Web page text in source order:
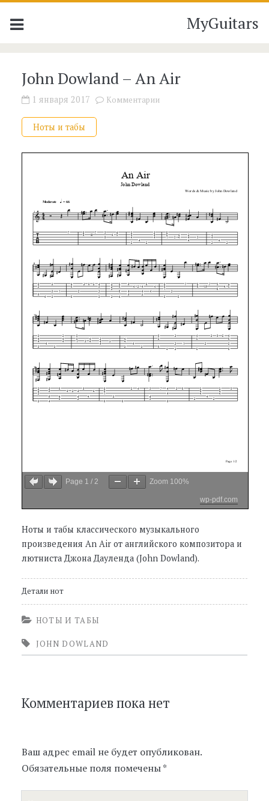
MyGuitars
John Dowland – An Air
1 января 2017 Комментарии
Ноты и табы
Page 1 / 2 Zoom 100%
wp-pdf.com
Ноты и табы классического музыкального
произведения An Air от английского композитора и
лютниста Джона Дауленда (John Dowland).
Детали нот
НОТЫ И ТАБЫ
JOHN DOWLAND
Комментариев пока нет
Ваш адрес email не будет опубликован.
Обязательные поля помечены*